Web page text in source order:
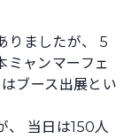
りましたが、 5
ミャンマーフェ
ブース出展とい
、 当日は150人